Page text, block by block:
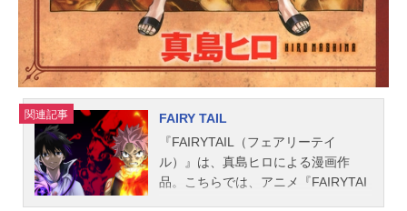
督：杉山大樹撮影：旭プロダクショ
ン編集：坪根健...
関連記事
FAIRY TAIL
『FAIRYTAIL（フェアリーテイ
ル）』は、真島ヒロによる漫画作
品。こちらでは、アニメ『FAIRYTAI